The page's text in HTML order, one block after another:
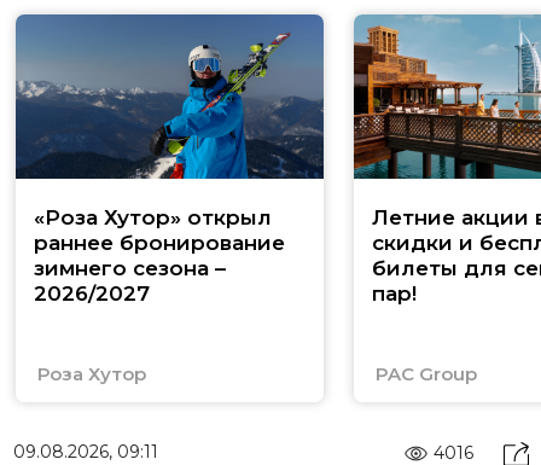
«Роза Хутор» открыл
раннее бронирование
зимнего сезона –
2026/2027
Роза Хутор
Летние акции
скидки и
билеты для
пар!
PAC Group
09.08.2026, 09:11 4016